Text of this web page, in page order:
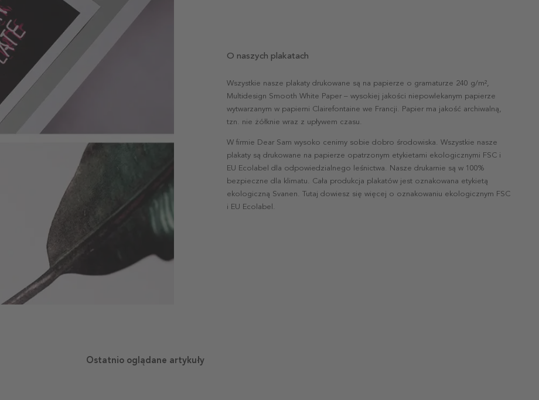
O naszych plakatach
Wszystkie nasze plakaty drukowane są na papierze o gramaturze 240 g/m²,
Multidesign Smooth White Paper – wysokiej jakości niepowlekanym papierze
wytwarzanym w papierni Clairefontaine we Francji. Papier ma jakość archiwalną,
tzn. nie żółknie wraz z upływem czasu.
W firmie Dear Sam wysoko cenimy sobie dobro środowiska. Wszystkie nasze
plakaty są drukowane na papierze opatrzonym etykietami ekologicznymi FSC i
EU Ecolabel dla odpowiedzialnego leśnictwa. Nasze drukarnie są w 100%
bezpieczne dla klimatu. Cała produkcja plakatów jest oznakowana etykietą
ekologiczną Svanen. Tutaj dowiesz się więcej o oznakowaniu ekologicznym FSC
i EU Ecolabel.
Ostatnio oglądane artykuły